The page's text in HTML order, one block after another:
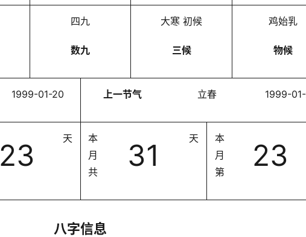
四九
数九
大寒 初候
三候
鸡始乳
物候
1999-01-20 上一节气 立春 1999-
23 天
本
月
共
31 天
本
月
第
23
八字信息